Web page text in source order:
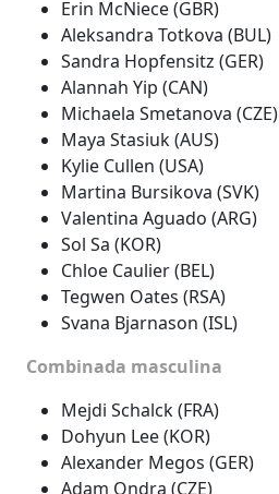
Erin McNiece (GBR)
Aleksandra Totkova (BUL)
Sandra Hopfensitz (GER)
Alannah Yip (CAN)
Michaela Smetanova (CZE)
Maya Stasiuk (AUS)
Kylie Cullen (USA)
Martina Bursikova (SVK)
Valentina Aguado (ARG)
Sol Sa (KOR)
Chloe Caulier (BEL)
Tegwen Oates (RSA)
Svana Bjarnason (ISL)
Combinada masculina
Mejdi Schalck (FRA)
Dohyun Lee (KOR)
Alexander Megos (GER)
Adam Ondra (CZE)